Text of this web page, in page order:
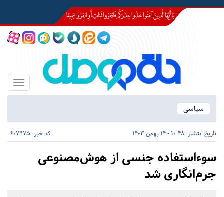
Toggle
سیاسی
تاریخ انتشار: 10:48 - 14 بهمن 1403 کد خبر: 607975
سوءاستفاده جنسی از هوش‌مصنوعی
جرم‌انگاری شد